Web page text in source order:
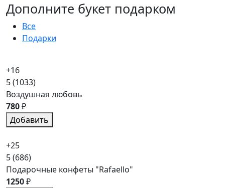
Дополните букет подарком
Все
Подарки
+16
5(1033)
Воздушная любовь
780₽
Добавить
+25
5(686)
Подарочные конфеты "Rafaello"
1250₽